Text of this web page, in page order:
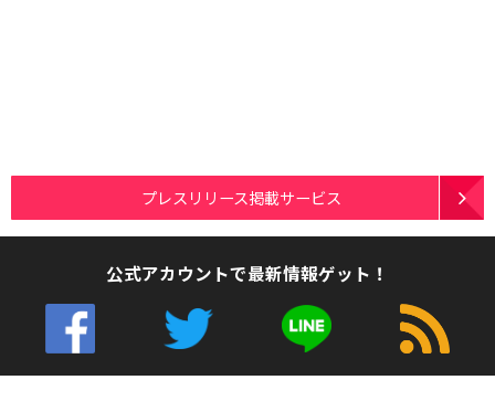
プレスリリース掲載サービス
公式アカウントで最新情報ゲット！